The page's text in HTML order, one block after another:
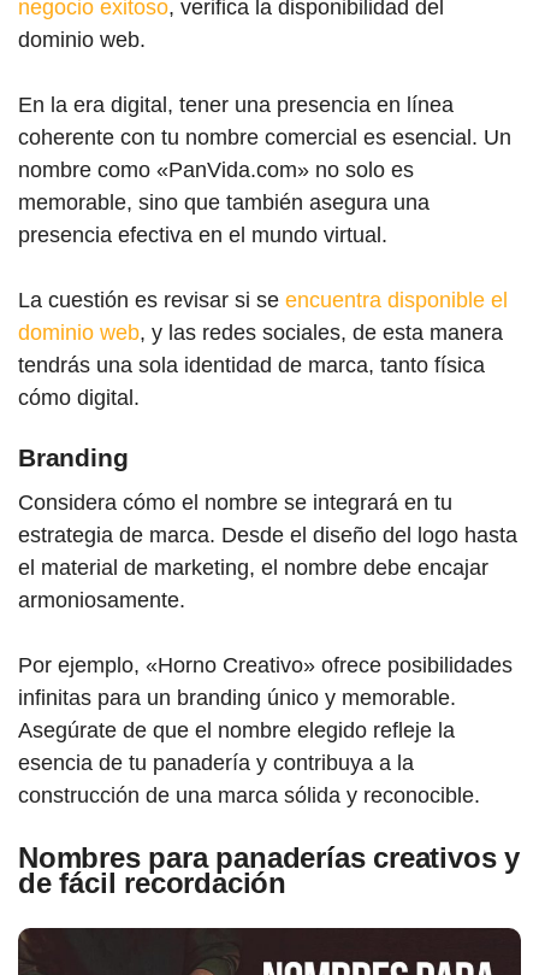
negocio exitoso, verifica la disponibilidad del
dominio web.
En la era digital, tener una presencia en línea
coherente con tu nombre comercial es esencial. Un
nombre como «PanVida.com» no solo es
memorable, sino que también asegura una
presencia efectiva en el mundo virtual.
La cuestión es revisar si se encuentra disponible el
dominio web, y las redes sociales, de esta manera
tendrás una sola identidad de marca, tanto física
cómo digital.
Branding
Considera cómo el nombre se integrará en tu
estrategia de marca. Desde el diseño del logo hasta
el material de marketing, el nombre debe encajar
armoniosamente.
Por ejemplo, «Horno Creativo» ofrece posibilidades
infinitas para un branding único y memorable.
Asegúrate de que el nombre elegido refleje la
esencia de tu panadería y contribuya a la
construcción de una marca sólida y reconocible.
Nombres para panaderías creativos y
de fácil recordación